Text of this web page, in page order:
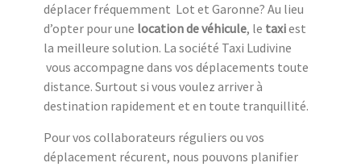
déplacer fréquemment Lot et Garonne? Au lieu
d’opter pour une location de véhicule, le taxiest
la meilleure solution. La société Taxi Ludivine
vous accompagne dans vos déplacements toute
distance. Surtout si vous voulez arriver à
destination rapidement et en toute tranquillité.
Pour vos collaborateurs réguliers ou vos
déplacement récurent, nous pouvons planifier